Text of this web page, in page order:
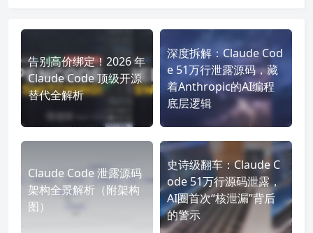
告别高价绑定！2026 年
Claude Code 顶级开源
替代全解析
深度拆解：Claude Cod
e 51万行泄露源码，藏
着Anthropic的AI编程
底层逻辑
Claude Code 泄露源码
架构全景解析（附架构
图）
史诗级翻车：Claude C
ode 51万行源码泄露，
AI圈首次“核泄漏”背后
的警示